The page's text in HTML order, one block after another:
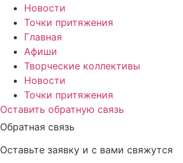
Новости
Точки притяжения
Главная
Афиши
Творческие коллективы
Новости
Точки притяжения
Оставить обратную связь
Обратная связь
Оставьте заявку и с вами свяжутся